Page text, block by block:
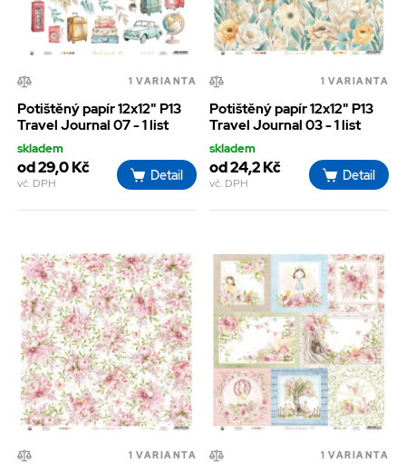
1 VARIANTA
Potištěný papír 12x12" P13
Travel Journal 07 - 1 list
skladem
od 29,0 Kč
vč. DPH
Detail
1 VARIANTA
Potištěný papír 12x12" P13
Travel Journal 03 - 1 list
skladem
od 24,2 Kč
vč. DPH
Detail
1 VARIANTA 1 VARIANTA